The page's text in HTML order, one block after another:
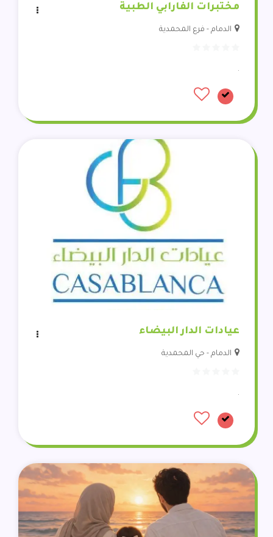
مختبرات الفارابي الطبية
الدمام - فرع المحمدية
.
عيادات الدار البيضاء
الدمام - حي المحمدية
.